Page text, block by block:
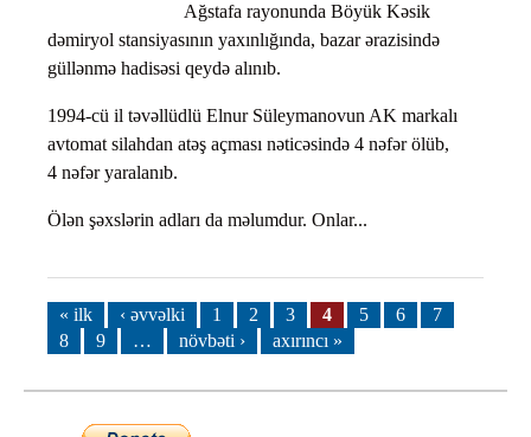
Ağstafa rayonunda Böyük Kəsik
dəmiryol stansiyasının yaxınlığında, bazar ərazisində
güllənmə hadisəsi qeydə alınıb.
1994-cü il təvəllüdlü Elnur Süleymanovun AK markalı
avtomat silahdan atəş açması nəticəsində 4 nəfər ölüb,
4 nəfər yaralanıb.
Ölən şəxslərin adları da məlumdur. Onlar...
Səhifələr
« ilk ‹ əvvəlki 1 2 3 4 5 6
7
8
9 … növbəti › axırıncı »